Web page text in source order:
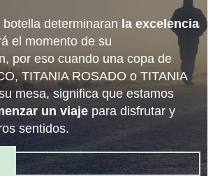
determinaran la excelencia
el momento de su
por eso cuando una copa de
TITANIA ROSADO o TITANIA
mesa, significa que estamos
un viaje para disfrutar y
sentidos.